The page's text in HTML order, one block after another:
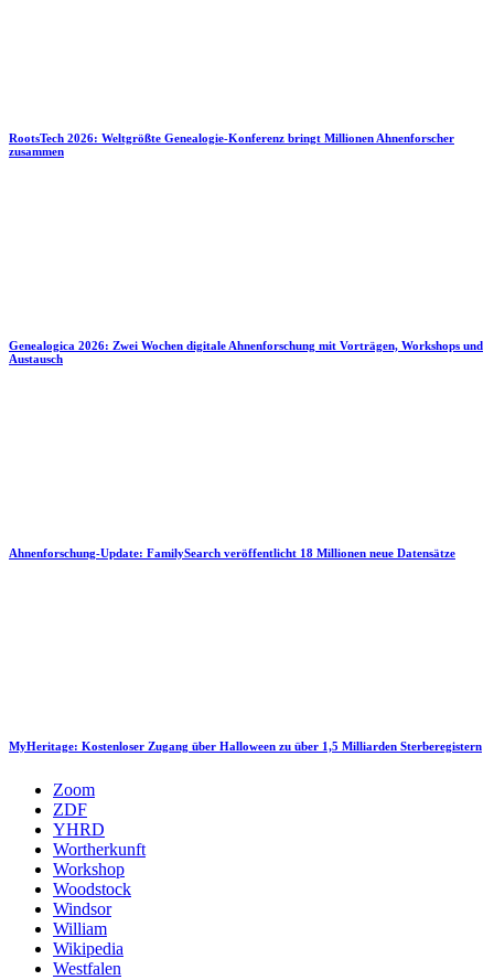
RootsTech 2026: Weltgrößte Genealogie-Konferenz bringt Millionen Ahnenforscher
zusammen
Genealogica 2026: Zwei Wochen digitale Ahnenforschung mit Vorträgen, Workshops und
Austausch
Ahnenforschung-Update: FamilySearch veröffentlicht 18 Millionen neue Datensätze
MyHeritage: Kostenloser Zugang über Halloween zu über 1,5 Milliarden Sterberegistern
Zoom
ZDF
YHRD
Wortherkunft
Workshop
Woodstock
Windsor
William
Wikipedia
Westfalen